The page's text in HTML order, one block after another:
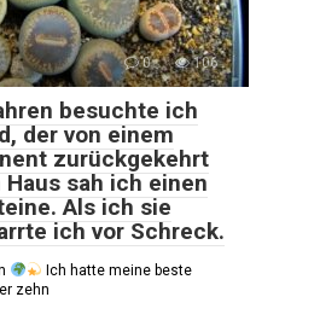
0 106
besuchte ich
der von einem
zurückgekehrt
Haus sah ich einen
Als ich sie
ich vor Schreck.
Ich hatte meine beste
zehn